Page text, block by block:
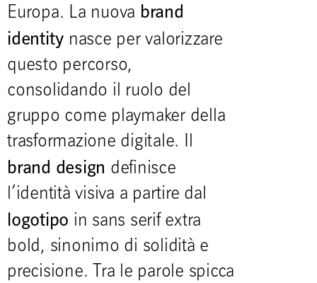
Europa. La nuova brand
identity nasce per valorizzare
questo percorso,
consolidando il ruolo del
gruppo come playmaker della
trasformazione digitale. Il
brand design definisce
l’identità visiva a partire dal
logotipo in sans serif extra
bold, sinonimo di solidità e
precisione. Tra le parole spicca